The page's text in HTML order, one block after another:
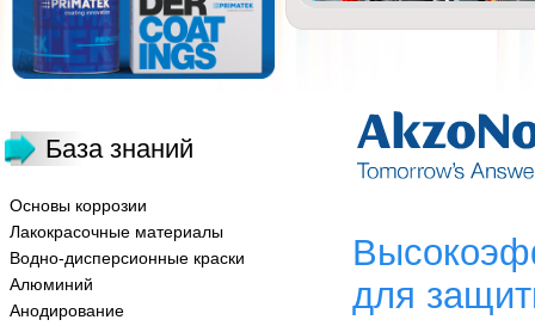
База знаний
Основы коррозии
Лакокрасочные материалы
Водно-дисперсионные краски
Алюминий
Анодирование
для